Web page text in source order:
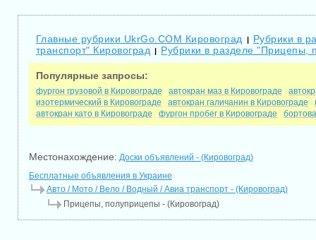
Главные рубрики UkrGo.COM Кировоград | Рубрики в
транспорт" Кировоград | Рубрики в разделе "Прицепы,
Популярные запросы:
фургон грузовой в Кировограде автокран маз в Кировограде
изотермический в Кировограде
автокран галичанин в Кировограде
автокран като в Кировограде
фургон пробег в Кировограде
Местонахождение: Доски объявлений - (Кировоград)
Бесплатные объявления в Украине
Авто / Мото / Вело / Водный / Авиа транспорт - (Кировоград)
Прицепы, полуприцепы - (Кировоград)